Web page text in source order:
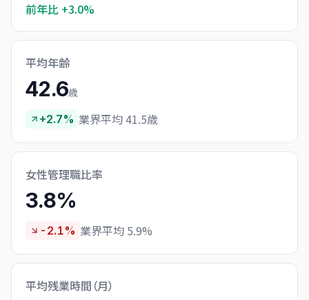
前年比 +3.0%
平均年齢
42.6歳
+2.7% 業界平均 41.5歳
女性管理職比率
3.8%
-2.1% 業界平均 5.9%
平均残業時間（月）